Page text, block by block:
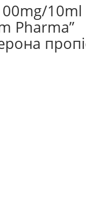
10ml
Pharma”